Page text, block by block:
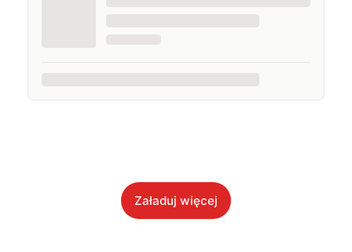
Załaduj więcej